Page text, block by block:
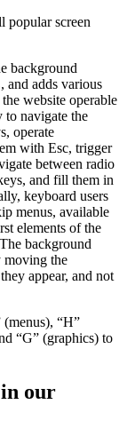
popular screen
background
and adds various
website operable
to navigate the
operate
with Esc, trigger
between radio
and fill them in
keyboard users
menus, available
elements of the
background
moving the
appear, and not
(menus), “H”
“G” (graphics) to
our